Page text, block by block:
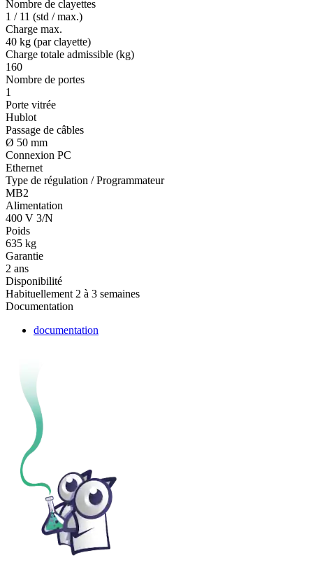
Nombre de clayettes
1 / 11 (std / max.)
Charge max.
40 kg (par clayette)
Charge totale admissible (kg)
160
Nombre de portes
1
Porte vitrée
Hublot
Passage de câbles
Ø 50 mm
Connexion PC
Ethernet
Type de régulation / Programmateur
MB2
Alimentation
400 V 3/N
Poids
635 kg
Garantie
2 ans
Disponibilité
Habituellement 2 à 3 semaines
Documentation
documentation